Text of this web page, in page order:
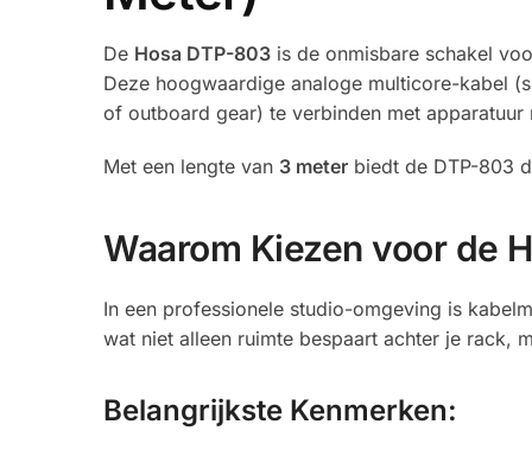
De Hosa DTP-803 is de onmisbare schakel
Deze hoogwaardige analoge multicore-kabel
of outboard gear) te verbinden met
Met een lengte van 3 meter biedt de DTP-803
Waarom Kiezen voor de
In een professionele studio-omgeving is
wat niet alleen ruimte bespaart achter je rack,
Belangrijkste Kenmerken: